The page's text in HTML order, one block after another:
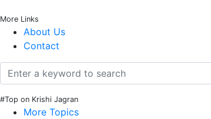
More Links
About Us
Contact
#Top on Krishi Jagran
More Topics